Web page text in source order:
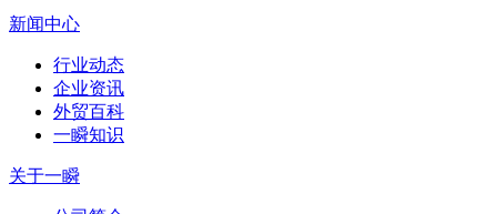
新闻中心
行业动态
企业资讯
外贸百科
一瞬知识
关于一瞬